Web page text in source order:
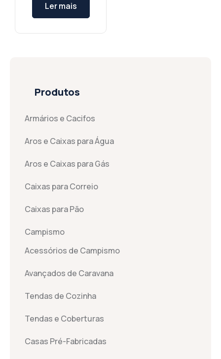
Ler mais
Produtos
Armários e Cacifos
Aros e Caixas para Água
Aros e Caixas para Gás
Caixas para Correio
Caixas para Pão
Campismo
Acessórios de Campismo
Avançados de Caravana
Tendas de Cozinha
Tendas e Coberturas
Casas Pré-Fabricadas